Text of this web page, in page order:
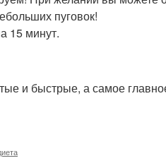
пуговок!
15 минут.
и быстрые, а самое